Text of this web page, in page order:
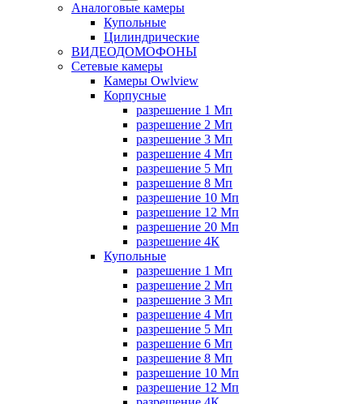
Аналоговые камеры
Купольные
Цилиндрические
ВИДЕОДОМОФОНЫ
Сетевые камеры
Камеры Owlview
Корпусные
разрешение 1 Мп
разрешение 2 Мп
разрешение 3 Мп
разрешение 4 Мп
разрешение 5 Мп
разрешение 8 Мп
разрешение 10 Мп
разрешение 12 Мп
разрешение 20 Мп
разрешение 4К
Купольные
разрешение 1 Мп
разрешение 2 Мп
разрешение 3 Мп
разрешение 4 Мп
разрешение 5 Мп
разрешение 6 Мп
разрешение 8 Мп
разрешение 10 Мп
разрешение 12 Мп